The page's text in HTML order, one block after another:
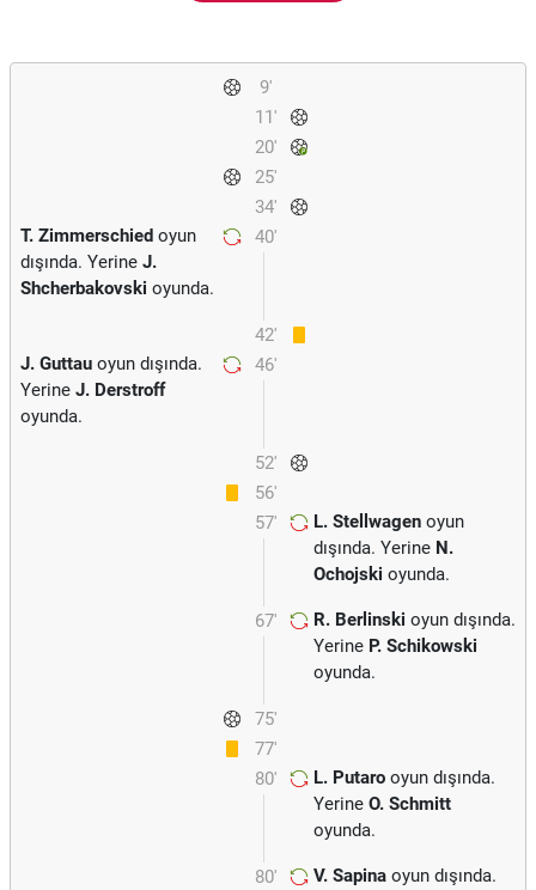
9'
11'
20'
25'
34'
40'
T. Zimmerschied oyun
dışında. Yerine J.
Shcherbakovski oyunda.
42'
46'
J. Guttau oyun dışında.
Yerine J. Derstroff
oyunda.
52'
56'
57'
L. Stellwagen oyun
dışında. Yerine N.
Ochojski oyunda.
67' R. Berlinski oyun dışında.
Yerine P. Schikowski
oyunda.
75'
77'
80'
L. Putaro oyun dışında.
Yerine O. Schmitt
oyunda.
80' V. Sapina oyun dışında.